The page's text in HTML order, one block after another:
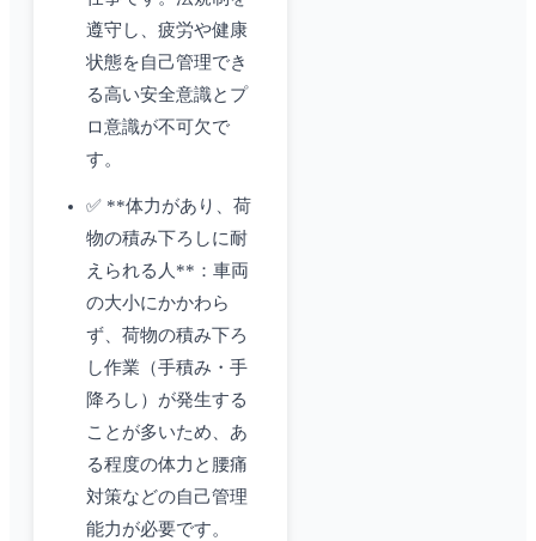
遵守し、疲労や健康
状態を自己管理でき
る高い安全意識とプ
ロ意識が不可欠で
す。
✅ **体力があり、荷
物の積み下ろしに耐
えられる人**：車両
の大小にかかわら
ず、荷物の積み下ろ
し作業（手積み・手
降ろし）が発生する
ことが多いため、あ
る程度の体力と腰痛
対策などの自己管理
能力が必要です。